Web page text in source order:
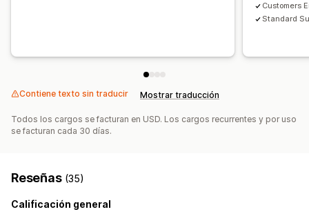
Customers
Standard
Contiene texto sin traducir Mostrar traducción
Todos los cargos se facturan en USD. Los cargos recurrentes y por uso
se facturan cada 30 días.
Reseñas (35)
Calificación general